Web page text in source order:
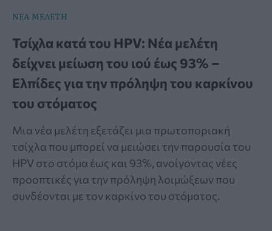
ΝΕΑ ΜΕΛΕΤΗ
Τσίχλα κατά του HPV: Νέα μελέτη
δείχνει μείωση του ιού έως 93% –
Ελπίδες για την πρόληψη του καρκίνου
του στόματος
Μια νέα μελέτη εξετάζει μια πρωτοποριακή
τσίχλα που μπορεί να μειώσει την παρουσία του
HPV στο στόμα έως και 93%, ανοίγοντας νέες
προοπτικές για την πρόληψη λοιμώξεων που
συνδέονται με τον καρκίνο του στόματος.